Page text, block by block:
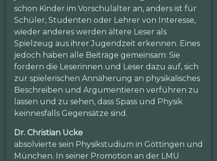
schon Kinder im Vorschulalter an, anders ist für
Schüler, Studenten oder Lehrer von Interesse,
wieder anderes werden ältere Leser als
Spielzeug aus ihrer Jugendzeit erkennen. Eines
jedoch haben alle Beiträge gemeinsam: Sie
fordern die Leserinnen und Leser dazu auf, sich
zur spielerischen Annäherung an physikalisches
Beschreiben und Argumentieren verführen zu
lassen und zu sehen, dass Spass und Physik
keinnesfalls Gegensätze sind.
Dr. Christian Ucke
absolvierte sein Physikstudium in Göttingen und
München. In seiner Promotion an der LMU